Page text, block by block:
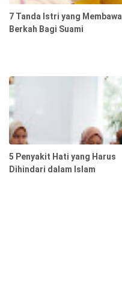
7 Tanda Istri yang Membawa
Berkah Bagi Suami
5 Penyakit Hati yang Harus
Dihindari dalam Islam